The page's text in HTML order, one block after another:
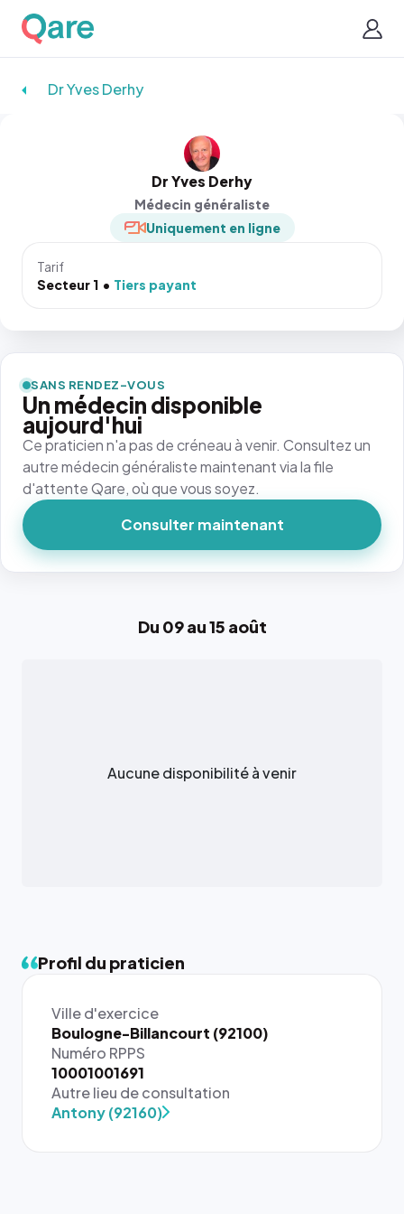
Dr Yves Derhy
Dr Yves Derhy
Médecin généraliste
Uniquement en ligne
Tarif
Secteur 1
Tiers payant
Du 09 au 15 août
Aucune disponibilité à venir
Profil du praticien
Ville d'exercice
Boulogne-Billancourt (92100)
Numéro RPPS
10001001691
Autre lieu de consultation
Antony (92160)
SANS RENDEZ-VOUS
Un médecin disponible
aujourd'hui
Ce praticien n'a pas de créneau à venir. Consultez un
autre médecin généraliste maintenant via la file
d'attente Qare, où que vous soyez.
Consulter maintenant
{# 40×40
: la taille
rendue par
`.profile-